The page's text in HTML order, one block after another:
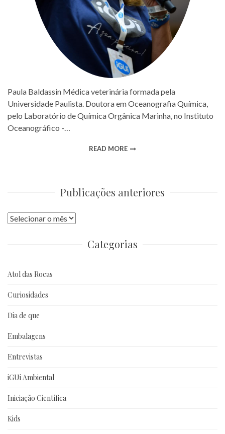
Paula Baldassin Médica veterinária formada pela
Universidade Paulista. Doutora em Oceanografia Química,
pelo Laboratório de Química Orgânica Marinha, no Instituto
Oceanográfico -…
READ MORE
Publicações anteriores
Publicações
Categorias
Atol das Rocas
Curiosidades
Dia de que
Embalagens
Entrevistas
iGUi Ambiental
Iniciação Científica
Kids